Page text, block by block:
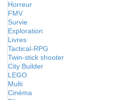
Horreur
FMV
Survie
Exploration
Livres
Tactical-RPG
Twin-stick shooter
City Builder
LEGO
Multi
Cinéma